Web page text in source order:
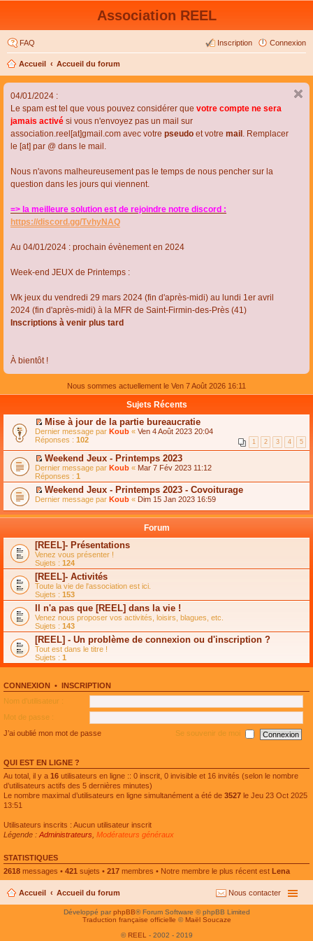
Association REEL
FAQ Connexion
Inscription
Accueil Accueil du forum
04/01/2024 :
Le spam est tel que vous pouvez considérer que votre compte ne sera
jamais activé si vous n'envoyez pas un mail sur
association.reel[at]gmail.com avec votre pseudo et votre mail . Remplacer
le [at] par @ dans le mail.
Nous n'avons malheureusement pas le temps de nous pencher sur la
question dans les jours qui viennent.
=> la meilleure solution est de rejoindre notre discord :
https://discord.gg/TvhyNAQ
Au 04/01/2024 : prochain évènement en 2024
Week-end JEUX de Printemps :
Wk jeux du vendredi 29 mars 2024 (fin d'après-midi) au lundi 1er avril
2024 (fin d'après-midi) à la MFR de Saint-Firmin-des-Près (41)
Inscriptions à venir plus tard
À bientôt !
Nous sommes actuellement le Ven 7 Août 2026 16:11
Sujets Récents
C
o
n
s
u
l
t
e
r
l
e
s
s
a
g
e
n
o
n
l
u
l
e
p
l
u
s
é
c
e
n
t
Mise à jour de la partie bureaucratie
Dernier message par Koub « Ven 4 Août 2023 20:04
Réponses : 102 1 2 3 4 5
C
o
n
s
u
t
l
e
m
e
s
s
a
g
e
n
o
n
l
u
l
e
l
u
s
é
e
Weekend Jeux - Printemps 2023
Dernier message par Koub « Mar 7 Fév 2023 11:12
Réponses : 1
C
n
l
t
e
r
l
e
m
e
s
s
a
g
e
n
o
n
u
l
e
l
s
e
n
t
Weekend Jeux - Printemps 2023 - Covoiturage
Dernier message par Koub « Dim 15 Jan 2023 16:59
Forum
[REEL]- Présentations
Venez vous présenter !
Sujets : 124
[REEL]- Activités
Toute la vie de l'association est ici.
Sujets : 153
Il n'a pas que [REEL] dans la vie !
Venez nous proposer vos activités, loisirs, blagues, etc.
Sujets : 143
[REEL] - Un problème de connexion ou d'inscription ?
Tout est dans le titre !
Sujets : 1
CONNEXION • INSCRIPTION
Nom d’utilisateur :
Mot de passe :
J’ai oublié mon mot de passe
Se souvenir de moi
QUI EST EN LIGNE ?
Au total, il y a 16 utilisateurs en ligne :: 0 inscrit, 0 invisible et 16 invités (selon le nombre
d’utilisateurs actifs des 5 dernières minutes)
Le nombre maximal d’utilisateurs en ligne simultanément a été de 3527 le Jeu 23 Oct 2025
13:51
Utilisateurs inscrits : Aucun utilisateur inscrit
Légende : Administrateurs Modérateurs généraux
STATISTIQUES
2618 messages • 421 sujets • 217 membres • Notre membre le plus récent est Lena
Accueil Accueil du forum Nous contacter
Développé parphpBB® Forum Software © phpBB Limited
Traduction française officielle © Maël Soucaze
© REEL - 2002 - 2019